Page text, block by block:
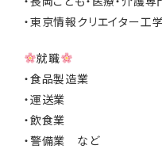
・東京情報クリエイター
就職
・食品製造業
・運送業
・飲食業
・警備業 など